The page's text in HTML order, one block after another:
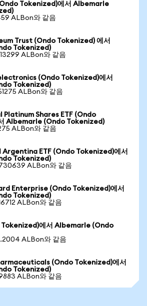
Tokenized)에서 Albemarle
ALBon와 같음
Trust (Ondo Tokenized) 에서
Tokenized)
ALBon와 같음
(Ondo Tokenized)에서
Tokenized)
ALBon와 같음
Platinum Shares ETF (Ondo
Albemarle (Ondo Tokenized)
ALBon와 같음
Argentina ETF (Ondo Tokenized)에서
Tokenized)
ALBon와 같음
Enterprise (Ondo Tokenized)에서
Tokenized)
ALBon와 같음
에서 Albemarle (Ondo
ALBon와 같음
(Ondo Tokenized)에서
Tokenized)
ALBon와 같음